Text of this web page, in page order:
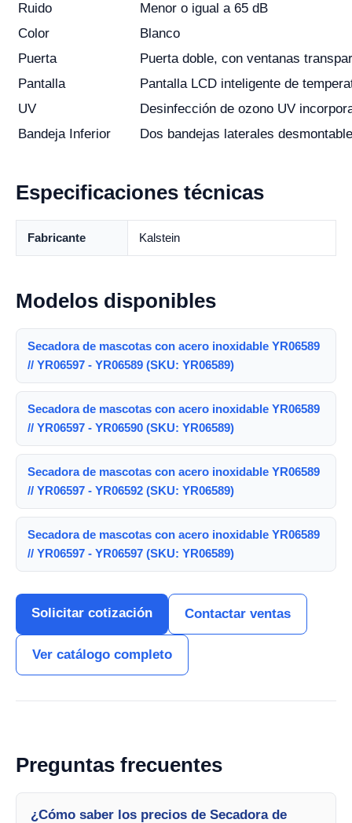
Ruido
Menor o igual a 65 dB
Color
Blanco
Puerta
Puerta doble, con ventanas
Pantalla
Pantalla LCD inteligente de
UV
Desinfección de ozono UV
Bandeja Inferior
Dos bandejas laterales
Especificaciones técnicas
Fabricante Kalstein
Modelos disponibles
Secadora de mascotas con acero inoxidable YR06589
// YR06597 - YR06589 (SKU: YR06589)
Secadora de mascotas con acero inoxidable YR06589
// YR06597 - YR06590 (SKU: YR06589)
Secadora de mascotas con acero inoxidable YR06589
// YR06597 - YR06592 (SKU: YR06589)
Secadora de mascotas con acero inoxidable YR06589
// YR06597 - YR06597 (SKU: YR06589)
Solicitar cotización Contactar ventas
Ver catálogo completo
Preguntas frecuentes
¿Cómo saber los precios de Secadora de